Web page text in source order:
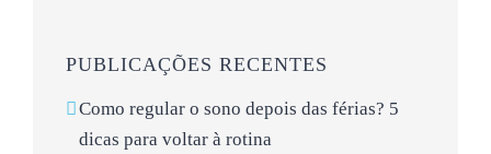
PUBLICAÇÕES RECENTES
Como regular o sono depois das férias? 5
dicas para voltar à rotina